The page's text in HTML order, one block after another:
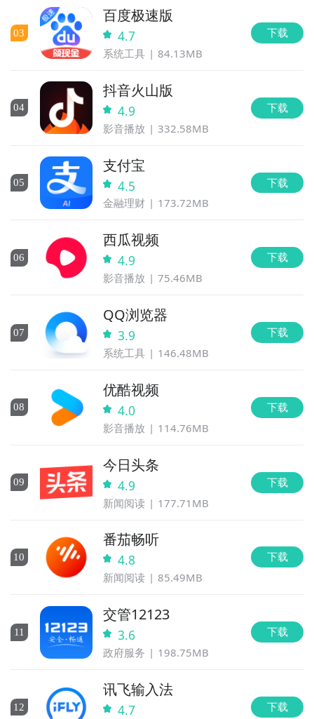
03
百度极速版
4.7
系统工具 84.13MB
下载
04
抖音火山版
4.9
影音播放 332.58MB
下载
05
支付宝
4.5
金融理财 173.72MB
下载
06
西瓜视频
4.9
影音播放 75.46MB
下载
07
QQ浏览器
3.9
系统工具 146.48MB
下载
08
优酷视频
4.0
影音播放 114.76MB
下载
09
今日头条
4.9
新闻阅读 177.71MB
下载
10
番茄畅听
4.8
新闻阅读 85.49MB
下载
11
交管12123
3.6
政府服务 198.75MB
下载
12
讯飞输入法
4.7 下载